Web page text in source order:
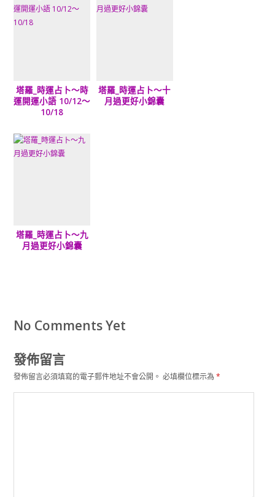
塔羅_時運占卜～時
運開運小語 10/12～
10/18
塔羅_時運占卜～十
月過更好小錦囊
塔羅_時運占卜～九
月過更好小錦囊
No Comments Yet
發佈留言
發佈留言必須填寫的電子郵件地址不會公開。 必填欄位標示為*